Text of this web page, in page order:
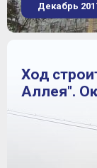
Декабрь
Ход
Аллея".